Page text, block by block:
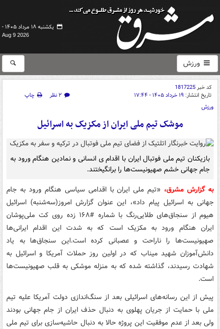
یکشنبه ۱۸ مرداد ۱۴۰۵ -
Aug 9 2026
ورزش
کد خبر1817225
تاریخ انتشار: ۱۹ خرداد ۱۴۰۵ - ۱۷:۴۴ ۲ نظر
چاپ
ورزش
موشک تیم‌ ملی ایران از مکزیک به اسرائیل
بازیکنان تیم ملی فوتبال ایران با اقدام ی انسانی و نمادین هنگام ورود به
جام جهانی خشم صهیونیست‌ها را برانگیختند.
به گزارش مشرق، «تیم ملی ایران با اقدامی سیاسی هنگام ورود به جام
جهانی به اسرائیل پیام داد»، این عنوان گزارش امروز(سه‌شنبه) اسرائیل
هیوم از سنجاق‌های طلایی‌رنگ با شماره #۱۶۸ زده روی کت‌ ملی‌پوشان
ایران هنگام ورود به مکزیک است که به شدت این اقدام ایرانی‌ها
صهیونیست‌ها را ناراحت و عصبانی کرده است.این سنجاق‌ها به یاد
دانش‌آموزان شهید میناب که در اولین روز حملات آمریکا و اسرائیل به
شهادت رسیدند، گذاشته شده که به منزله موشکی به قلب صهیونیست‌ها
است.
پیش از این رسانه‌های اسرائیلی بعد از سنگ‌اندازی دولت آمریکا علیه تیم
ملی با حمایت از جریان پهلوی به دنبال حذف ایران از جام جهانی بودند
ولی بعد از عدم موفقیت این پروژه حالا به دنبال حاشیه‌سازی برای تیم ملی